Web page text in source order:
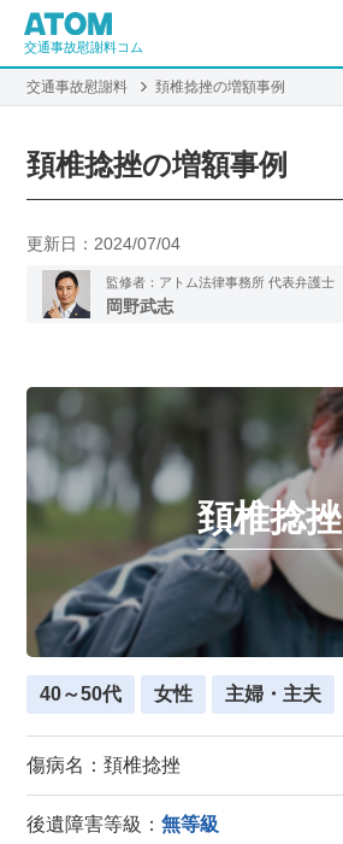
交通事故慰謝料コム
交通事故慰謝料 頚椎捻挫の増額事例
頚椎捻挫の増額事例
更新日： 2024/07/04
監修者：アトム法律事務所 代表弁護士
岡野武志
頚椎捻挫
40～50代 女性 主婦・主夫
傷病名：頚椎捻挫
後遺障害等級：無等級